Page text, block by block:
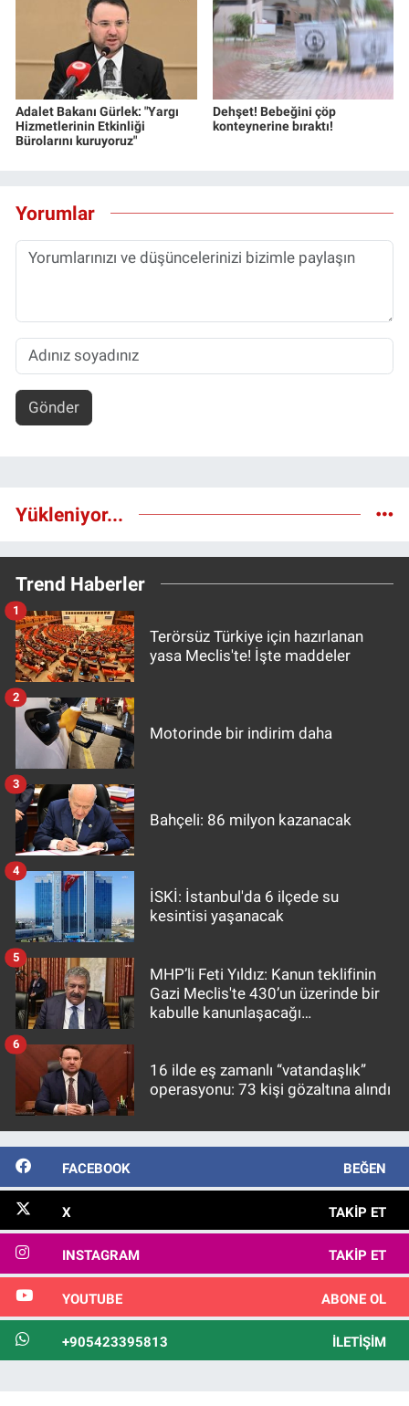
Adalet Bakanı Gürlek: "Yargı
Hizmetlerinin Etkinliği
Bürolarını kuruyoruz"
Dehşet! Bebeğini çöp
konteynerine bıraktı!
Yorumlar
Gönder
Yükleniyor...
Trend Haberler
Terörsüz Türkiye için hazırlanan
yasa Meclis'te! İşte maddeler
1
Motorinde bir indirim daha
2
Bahçeli: 86 milyon kazanacak
3
İSKİ: İstanbul'da 6 ilçede su
kesintisi yaşanacak
4
MHP’li Feti Yıldız: Kanun teklifinin
Gazi Meclis'te 430’un üzerinde bir
kabulle kanunlaşacağı
5
16 ilde eş zamanlı “vatandaşlık”
operasyonu: 73 kişi gözaltına alındı
6
FACEBOOK BEĞEN
X TAKIP ET
INSTAGRAM TAKIP ET
YOUTUBE ABONE OL
+905423395813 İLETIŞIM
Yerel Yaşam
Canlı Yayın